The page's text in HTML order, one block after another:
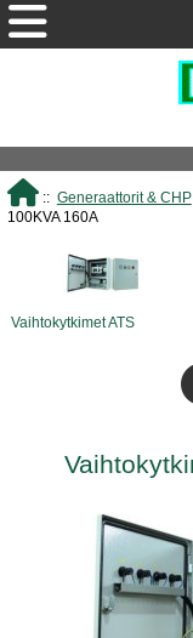
:: Generaattorit & CHP
100KVA 160A
Vaihtokytkimet ATS